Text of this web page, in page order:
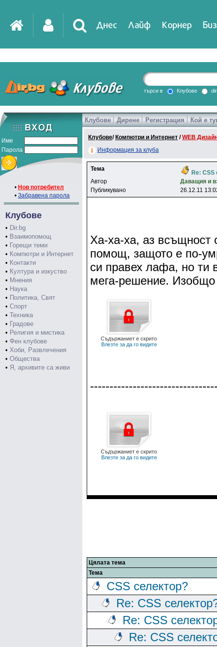
Днес Лайф Корнер
DirTV Impressio
Games
търси в Клубове
Име
Парола
• Нов потребител
• Забравена парола
Клубове
• Dir.bg
• Взаимопомощ
• Горещи теми
• Компютри и Интернет
• Контакти
• Култура и изкуство
• Мнения
• Наука
• Политика, Свят
• Спорт
• Техника
• Градове
• Религия и мистика
• Фен клубове
• Хоби, Развлечения
• Общества
• Я, архивите са живи
Клубове Дирене Регистрация Кой е
Клубове/ Компютри и Интернет /WEB
Информация за клуба
Тема
Re: CSS
Автор
Дaвaщия и
Публикувано
26.12.11
Ха-ха-ха, аз всъщност
помощ, защото е по-
си правех лафа, но ти
мега-решение. Изобщо
Съдържаниет е скрито
Влезте за да го видите
Съдържаниет е скрито
Влезте за да го видите
Цялата тема
Тема
CSS селектор?
Re: CSS
Re: CSS
Re: CSS